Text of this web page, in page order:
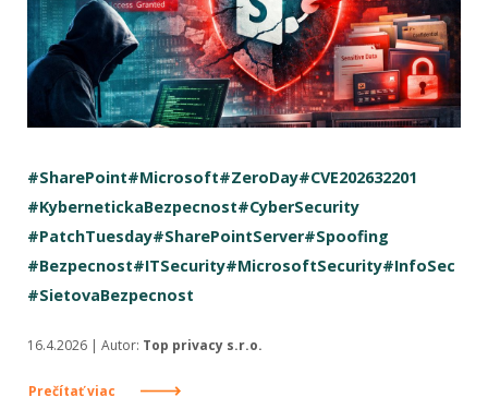
#SharePoint#Microsoft#ZeroDay#CVE202632201
#KybernetickaBezpecnost#CyberSecurity
#PatchTuesday#SharePointServer#Spoofing
#Bezpecnost#ITSecurity#MicrosoftSecurity#InfoSec
#SietovaBezpecnost
16.4.2026 | Autor: Top privacy s.r.o.
Prečítať viac